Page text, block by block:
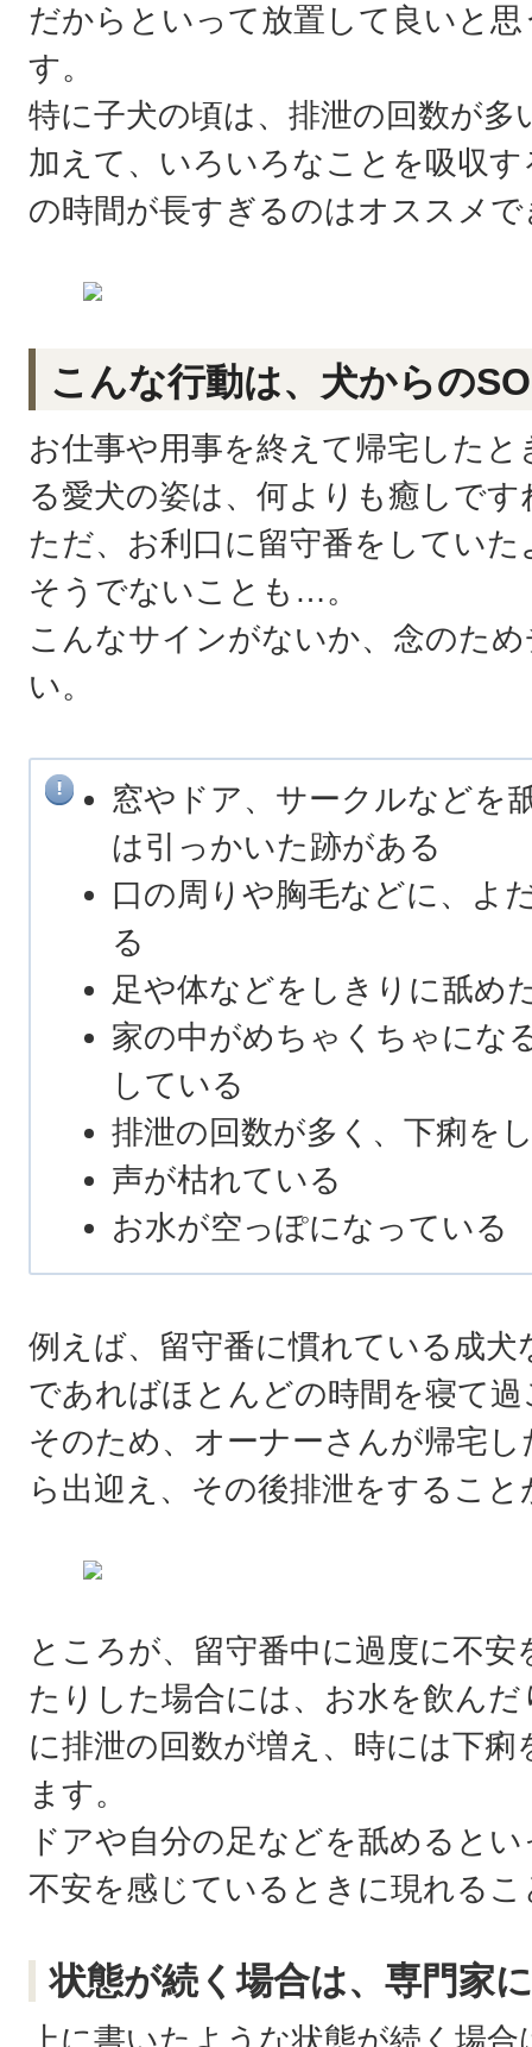
だからといって放置して良いと
す。
特に子犬の頃は、排泄の回数が多
加えて、いろいろなことを吸収
の時間が長すぎるのはオススメ
こんな行動は、犬からの
お仕事や用事を終えて帰宅した
る愛犬の姿は、何よりも癒しです
ただ、お利口に留守番をしてい
そうでないことも…。
こんなサインがないか、念のた
い。
窓やドア、サークルなどを
は引っかいた跡がある
口の周りや胸毛などに、よ
る
足や体などをしきりに舐め
家の中がめちゃくちゃにな
している
排泄の回数が多く、下痢を
声が枯れている
お水が空っぽになっている
例えば、留守番に慣れている成犬
であればほとんどの時間を寝て
そのため、オーナーさんが帰宅
ら出迎え、その後排泄をするこ
ところが、留守番中に過度に不
たりした場合には、お水を飲ん
に排泄の回数が増え、時には下
ます。
ドアや自分の足などを舐めると
不安を感じているときに現れる
状態が続く場合は、専門家
上に書いたような状態が続く場合